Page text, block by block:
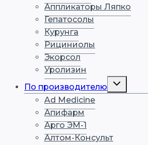
Аппликаторы Ляпко
Гепатосолы
Курунга
Рициниолы
Экорсол
Уролизин
По производителю
Переключить
меню
Ad Medicine
Апифарм
Арго ЭМ-1
Алтом-Консульт